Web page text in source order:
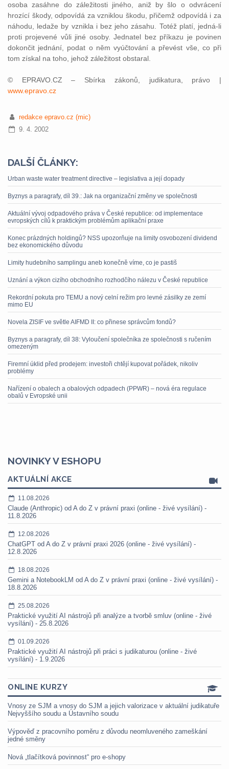
osoba zasáhne do záležitosti jiného, aniž by šlo o odvrácení
hrozící škody, odpovídá za vzniklou škodu, přičemž odpovídá i za
náhodu, ledaže by vznikla i bez jeho zásahu. Totéž platí, jedná-li
proti projevené vůli jiné osoby. Jednatel bez příkazu je povinen
dokončit jednání, podat o něm vyúčtování a převést vše, co při
tom získal na toho, jehož záležitost obstaral.
© EPRAVO.CZ – Sbírka zákonů, judikatura, právo |
www.epravo.cz
redakce epravo.cz (mic)
9. 4. 2002
DALŠÍ ČLÁNKY:
Urban waste water treatment directive – legislativa a její dopady
Byznys a paragrafy, díl 39.: Jak na organizační změny ve společnosti
Aktuální vývoj odpadového práva v České republice: od implementace
evropských cílů k praktickým problémům aplikační praxe
Konec prázdných holdingů? NSS upozorňuje na limity osvobození dividend
bez ekonomického důvodu
Limity hudebního samplingu aneb konečně víme, co je pastiš
Uznání a výkon cizího obchodního rozhodčího nálezu v České republice
Rekordní pokuta pro TEMU a nový celní režim pro levné zásilky ze zemí
mimo EU
Novela ZISIF ve světle AIFMD II: co přinese správcům fondů?
Byznys a paragrafy, díl 38: Vyloučení společníka ze společnosti s ručením
omezeným
Firemní úklid před prodejem: investoři chtějí kupovat pořádek, nikoliv
problémy
Nařízení o obalech a obalových odpadech (PPWR) – nová éra regulace
obalů v Evropské unii
NOVINKY V ESHOPU
AKTUÁLNÍ AKCE
11.08.2026
Claude (Anthropic) od A do Z v právní praxi (online - živé vysílání) -
11.8.2026
12.08.2026
ChatGPT od A do Z v právní praxi 2026 (online - živé vysílání) -
12.8.2026
18.08.2026
Gemini a NotebookLM od A do Z v právní praxi (online - živé vysílání) -
18.8.2026
25.08.2026
Praktické využití AI nástrojů při analýze a tvorbě smluv (online - živé
vysílání) - 25.8.2026
01.09.2026
Praktické využití AI nástrojů při práci s judikaturou (online - živé
vysílání) - 1.9.2026
ONLINE KURZY
Vnosy ze SJM a vnosy do SJM a jejich valorizace v aktuální judikatuře
Nejvyššího soudu a Ústavního soudu
Výpověď z pracovního poměru z důvodu neomluveného zameškání
jedné směny
Nová „tlačítková povinnost“ pro e-shopy